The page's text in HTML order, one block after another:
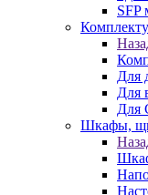
SFP
Для
Для
Для
Шкафы,